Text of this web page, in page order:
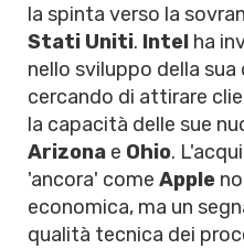
la spinta verso la
Stati Uniti. Intel ha
nello sviluppo della sua
cercando di attirare
la capacità delle sue
Arizona e Ohio.
'ancora' come Apple
economica, ma un
qualità tecnica dei